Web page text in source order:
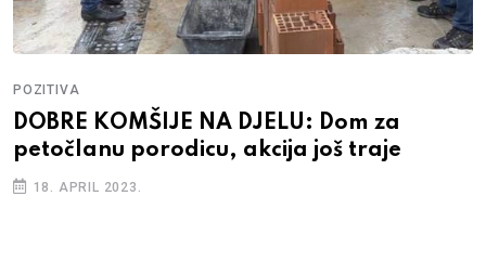
POZITIVA
DOBRE KOMŠIJE NA DJELU: Dom za
petočlanu porodicu, akcija još traje
18. APRIL 2023.